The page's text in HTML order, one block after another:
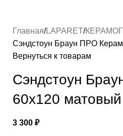
Главная LAPARET
Сэндстоун Браун ПРО
Вернуться к товарам
Сэндстоун
60х120 матовый
3 300 ₽